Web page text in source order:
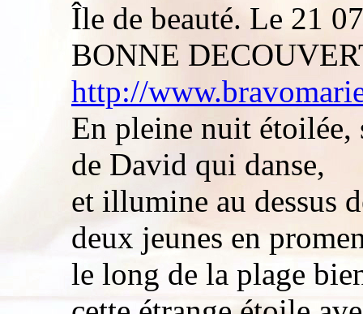
Île de beauté. Le 21
BONNE
http://
En pleine nuit étoilée,
de David qui danse,
et illumine au dessus
deux jeunes en
le long de la plage